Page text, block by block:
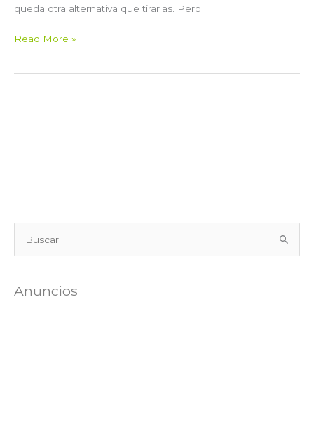
queda otra alternativa que tirarlas. Pero
Read More »
cAnuncios